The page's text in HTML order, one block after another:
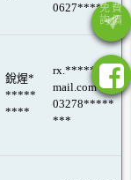
0627*****
銳煋*
*****
****
rx.*****@g
mail.com
03278*****
***